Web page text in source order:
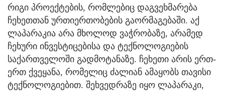
რიგი პროექტების, რომლებიც დაგვეხმარება
ჩეხეთთან ურთიერთობების გაორმაგებაში. აქ
ლაპარაკია არა მხოლოდ ვაჭრობაზე, არამედ
ჩეხური ინვესტიცებისა და ტექნოლოგიების
საქართველოში გადმოტანაზე. ჩეხეთი არის ერთ-
ერთ ქვეყანა, რომელიც ძალიან ამაყობს თავისი
ტექნოლოგიებით. შეხვედრაზე იყო ლაპარაკი,